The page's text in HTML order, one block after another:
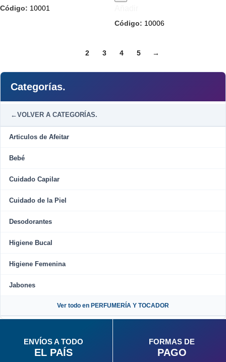
Categorías.
←VOLVER A CATEGORÍAS.
Articulos de Afeitar
Bebé
Cuidado Capilar
Cuidado de la Piel
Desodorantes
Higiene Bucal
Higiene Femenina
Jabones
Ver todo en PERFUMERÍA Y TOCADOR
Código: 10001
Código: 10006
2 3 4 5 →
ENVÍOS A TODO
EL PAÍS
FORMAS DE
PAGO